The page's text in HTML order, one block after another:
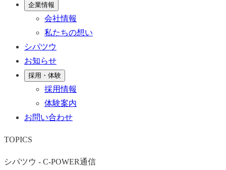
企業情報
会社情報
私たちの想い
シパツウ
お知らせ
採用・体験
採用情報
体験案内
お問い合わせ
TOPICS
シパツウ - C-POWER通信